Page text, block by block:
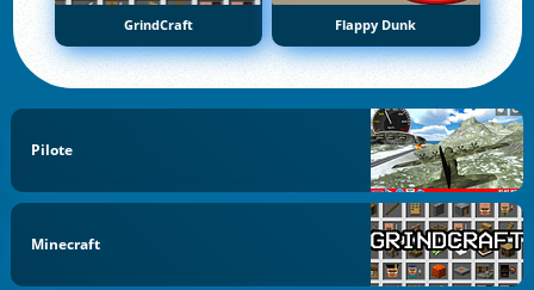
GrindCraft Flappy Dunk
Pilote
Minecraft